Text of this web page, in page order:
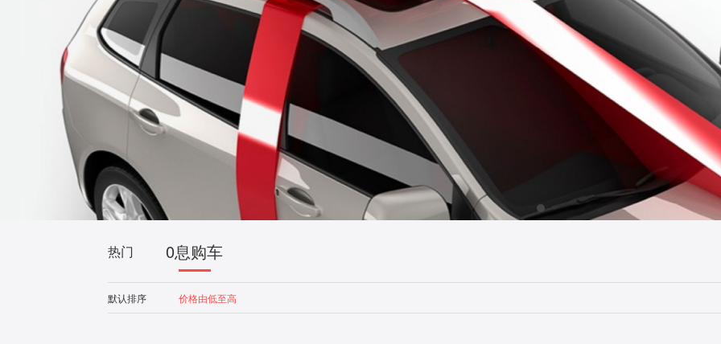
热门 0息购车
默认排序 价格由低至高